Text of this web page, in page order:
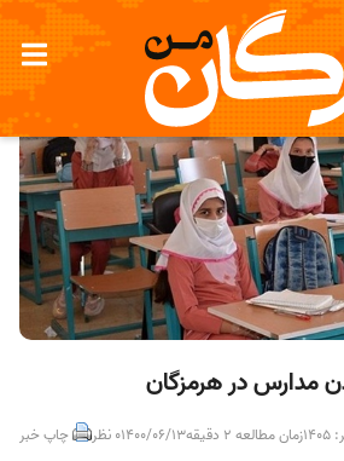
مدارس در هرمزگان
زمان مطالعه 2 دقیقه 1400/06/130 نظر چاپ خبر